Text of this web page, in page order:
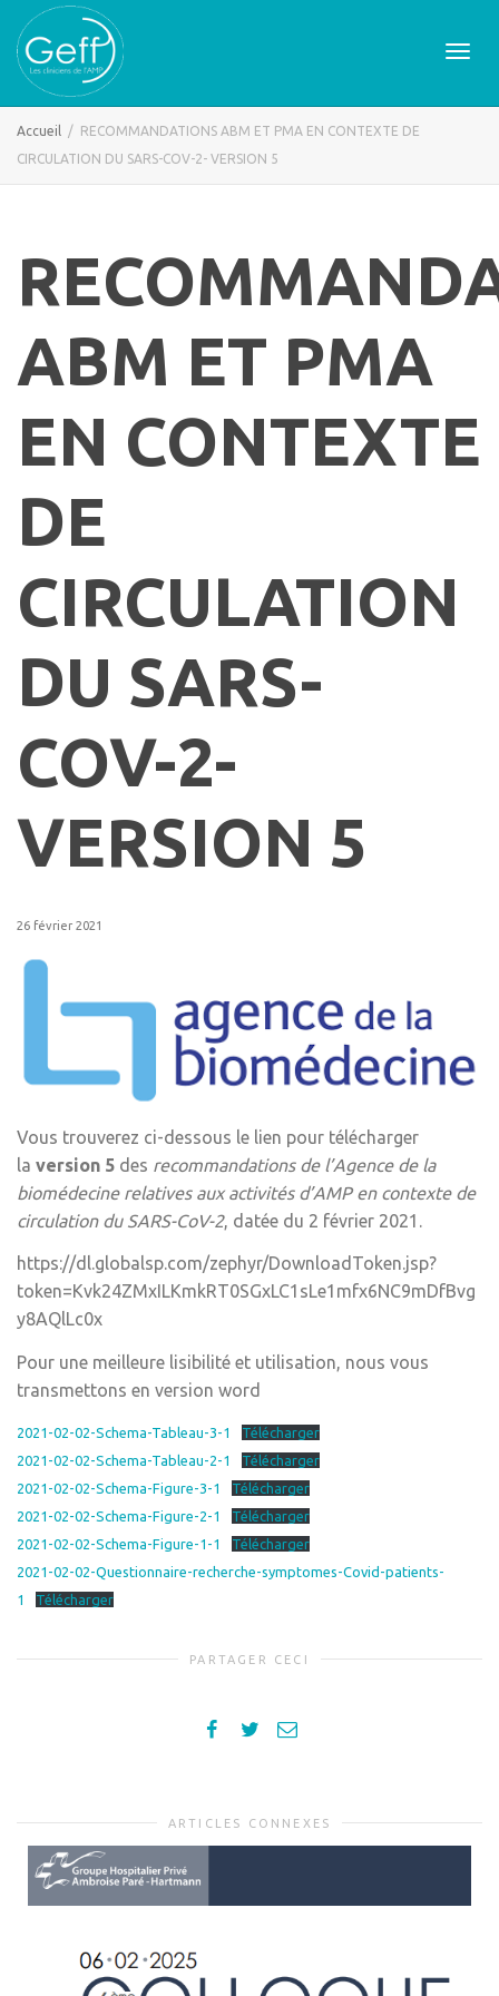
Accueil
RECOMMANDATIONS ABM ET PMA EN CONTEXTE DE
CIRCULATION DU SARS-COV-2- VERSION 5
ABM ET PMA
EN CONTEXTE
DE
CIRCULATION
DU SARS-
COV-2-
VERSION 5
26 février 2021
Vous trouverez ci-dessous le lien pour télécharger
la version 5 des recommandations de l’Agence de la
biomédecine relatives aux activités d’AMP en contexte de
circulation du SARS-CoV-2, datée du 2 février 2021.
https://dl.globalsp.com/zephyr/DownloadToken.jsp?
token=Kvk24ZMxILKmkRT0SGxLC1sLe1mfx6NC9mDfBvg
y8AQlLc0x
Pour une meilleure lisibilité et utilisation, nous vous
transmettons en version word
2021-02-02-Schema-Tableau-3-1
Télécharger
2021-02-02-Schema-Tableau-2-1
Télécharger
2021-02-02-Schema-Figure-3-1
Télécharger
2021-02-02-Schema-Figure-2-1
Télécharger
2021-02-02-Schema-Figure-1-1
Télécharger
2021-02-02-Questionnaire-recherche-symptomes-Covid-patients-
1
Télécharger
PARTAGER CECI
ARTICLES CONNEXES